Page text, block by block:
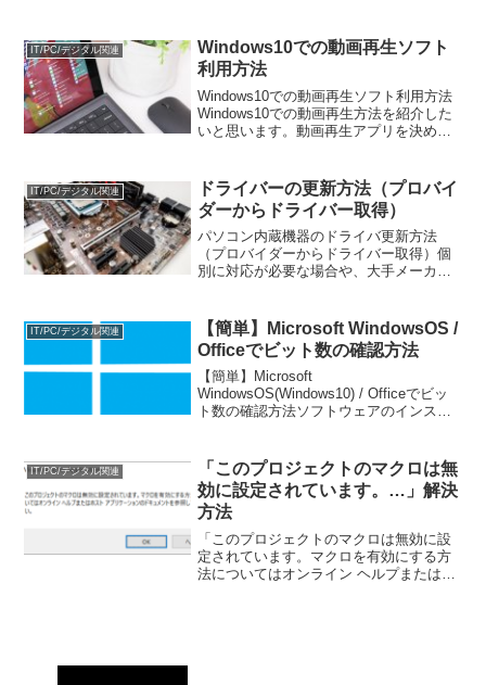
IT/PC/デジタル関連
Windows10での動画再生ソフト
利用方法
Windows10での動画再生ソフト利用方法
Windows10での動画再生方法を紹介した
いと思います。動画再生アプリを決めた
ついては【WindowsのDVD/Bl...
IT/PC/デジタル関連
ドライバーの更新方法（プロバイ
ダーからドライバー取得）
パソコン内蔵機器のドライバ更新方法
（プロバイダーからドライバー取得）個
別に対応が必要な場合や、大手メーカー
は、必要なドライバーを最新にできなか
ったり、必要な更新を得られな...
IT/PC/デジタル関連
【簡単】Microsoft WindowsOS /
Officeでビット数の確認方法
【簡単】Microsoft
WindowsOS(Windows10) / Officeでビッ
ト数の確認方法ソフトウェアのインスト
す。また、トラブル対応などの際も...
IT/PC/デジタル関連
「このプロジェクトのマクロは無
効に設定されています。…」解決
方法
「このプロジェクトのマクロは無効に設
定されています。マクロを有効にする方
法についてはオンライン ヘルプまたはホ